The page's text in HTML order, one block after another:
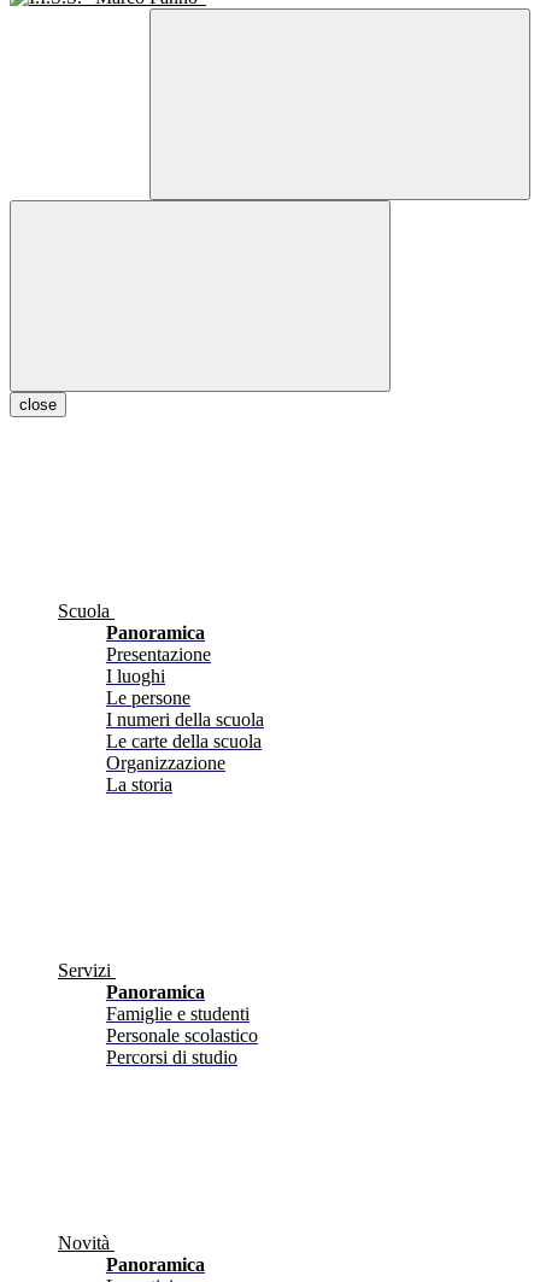
close
Scuola
Panoramica
Presentazione
I luoghi
Le persone
I numeri della scuola
Le carte della scuola
Organizzazione
La storia
Servizi
Panoramica
Famiglie e studenti
Personale scolastico
Percorsi di studio
Novità
Panoramica